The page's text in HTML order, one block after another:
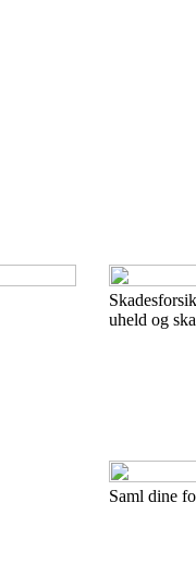
uheld og
Saml dine